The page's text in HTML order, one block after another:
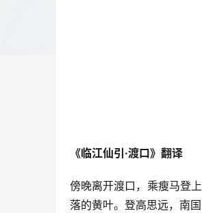
《临江仙引·渡口》翻译
傍晚离开渡口，乘瘦马登
落的黄叶。登高思远，南